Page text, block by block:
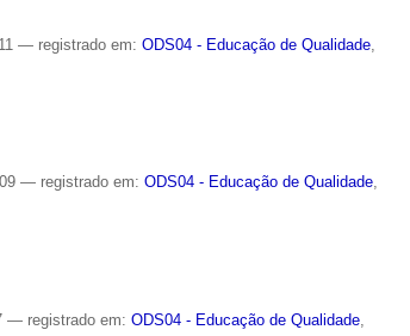
— registrado em:ODS04 - Educação de Qualidade
— registrado em:ODS04 - Educação de Qualidade,
— registrado em:ODS04 - Educação de Qualidade